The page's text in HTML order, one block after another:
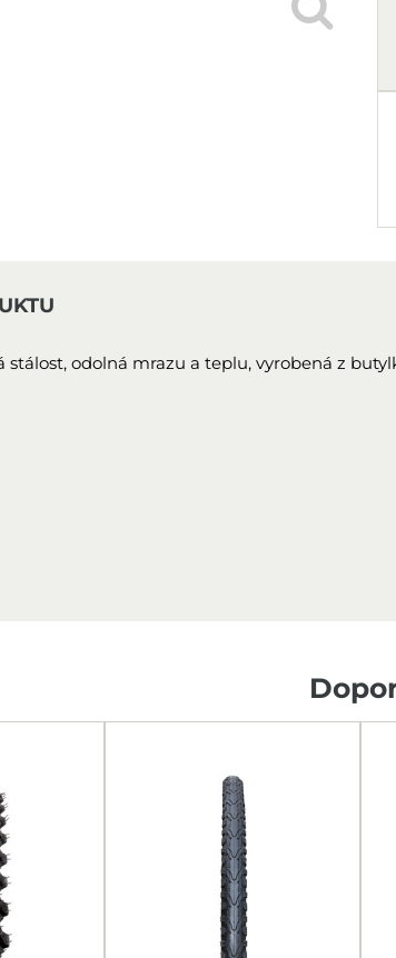
stálost, odolná mrazu a teplu, vyrobená z